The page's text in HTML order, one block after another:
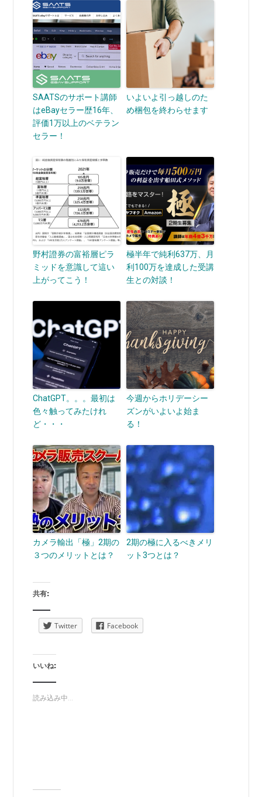
SAATSのサポート講師
はeBayセラー歴16年、
評価1万以上のベテラン
セラー！
いよいよ引っ越しのた
め梱包を終わらせます
野村證券の富裕層ピラ
ミッドを意識して這い
上がってこう！
極半年で純利637万、月
利100万を達成した受講
生との対談！
ChatGPT。。。最初は
色々触ってみたけれ
ど・・・
今週からホリデーシー
ズンがいよいよ始ま
る！
カメラ輸出「極」2期の
３つのメリットとは？
2期の極に入るべきメリ
ット3つとは？
共有:
Twitter Facebook
いいね:
読み込み中...